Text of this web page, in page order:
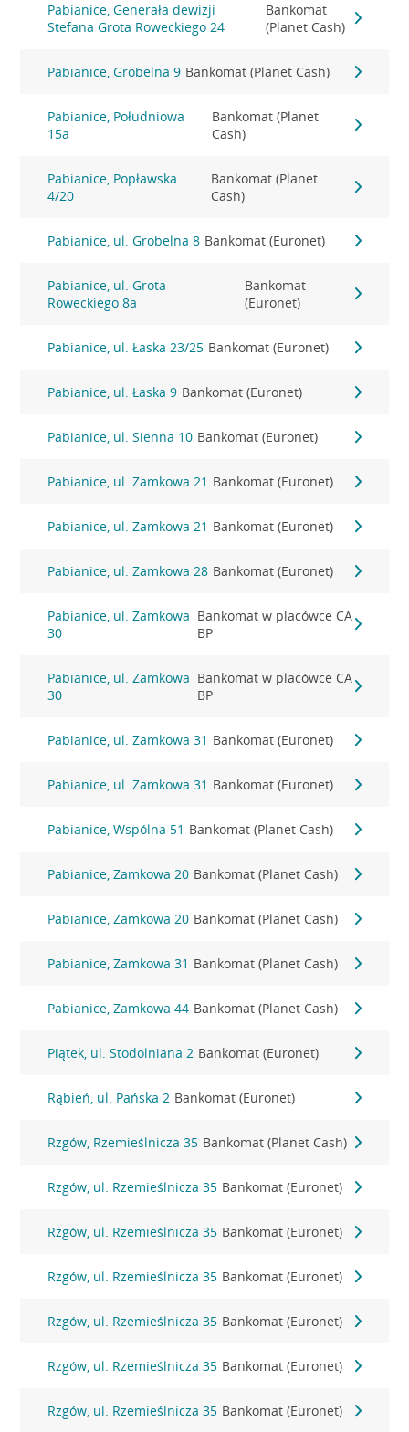
Pabianice, Generała dewizji
Stefana Grota Roweckiego 24
Bankomat
(Planet Cash)
Pabianice, Grobelna 9 Bankomat (Planet Cash)
Pabianice, Południowa
15a
Bankomat (Planet
Cash)
Pabianice, Popławska
4/20
Bankomat (Planet
Cash)
Pabianice, ul. Grobelna 8 Bankomat (Euronet)
Pabianice, ul. Grota
Roweckiego 8a
Bankomat
(Euronet)
Pabianice, ul. Łaska 23/25 Bankomat (Euronet)
Pabianice, ul. Łaska 9 Bankomat (Euronet)
Pabianice, ul. Sienna 10 Bankomat (Euronet)
Pabianice, ul. Zamkowa 21 Bankomat (Euronet)
Pabianice, ul. Zamkowa 21 Bankomat (Euronet)
Pabianice, ul. Zamkowa 28 Bankomat (Euronet)
Pabianice, ul. Zamkowa
30
Bankomat w placówce CA
BP
Pabianice, ul. Zamkowa
30
Bankomat w placówce CA
BP
Pabianice, ul. Zamkowa 31 Bankomat (Euronet)
Pabianice, ul. Zamkowa 31 Bankomat (Euronet)
Pabianice, Wspólna 51 Bankomat (Planet Cash)
Pabianice, Zamkowa 20 Bankomat (Planet Cash)
Pabianice, Zamkowa 20 Bankomat (Planet Cash)
Pabianice, Zamkowa 31 Bankomat (Planet Cash)
Pabianice, Zamkowa 44 Bankomat (Planet Cash)
Piątek, ul. Stodolniana 2 Bankomat (Euronet)
Rąbień, ul. Pańska 2 Bankomat (Euronet)
Rzgów, Rzemieślnicza 35 Bankomat (Planet Cash)
Rzgów, ul. Rzemieślnicza 35 Bankomat (Euronet)
Rzgów, ul. Rzemieślnicza 35 Bankomat (Euronet)
Rzgów, ul. Rzemieślnicza 35 Bankomat (Euronet)
Rzgów, ul. Rzemieślnicza 35 Bankomat (Euronet)
Rzgów, ul. Rzemieślnicza 35 Bankomat (Euronet)
Rzgów, ul. Rzemieślnicza 35 Bankomat (Euronet)